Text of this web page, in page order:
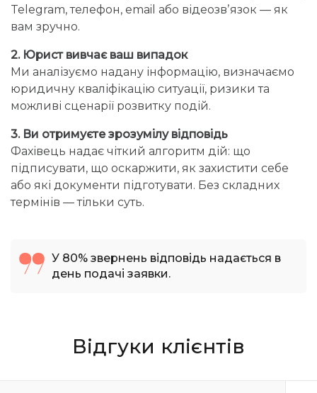
Telegram, телефон, email або відеозвʼязок — як
вам зручно.
2. Юрист вивчає ваш випадок
Ми аналізуємо надану інформацію, визначаємо
юридичну кваліфікацію ситуації, ризики та
можливі сценарії розвитку подій.
3. Ви отримуєте зрозумілу відповідь
Фахівець надає чіткий алгоритм дій: що
підписувати, що оскаржити, як захистити себе
або які документи підготувати. Без складних
термінів — тільки суть.
У 80% звернень відповідь надається в
день подачі заявки.
Відгуки клієнтів